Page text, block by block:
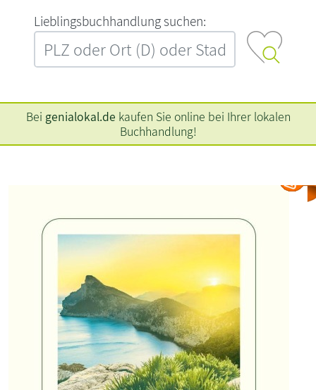
L‍i‍e‍b‍l‍i‍n‍g‍s‍b‍u‍c‍h‍h‍a‍n‍d‍l‍u‍n‍g‍ ‍s‍u‍c‍h‍e‍n‍:‍
Bei genialokal.de kaufen Sie online bei Ihrer lokalen
Buchhandlung!